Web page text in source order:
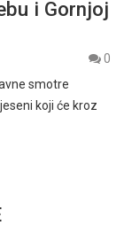
i Gornjoj
0
smotre
koji će kroz